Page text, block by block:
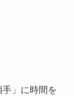
」に時間を